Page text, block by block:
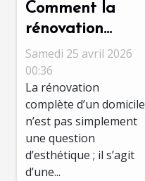
Comment la
rénovation
complète peut
transformer
votre domicile ?
Samedi 25 avril 2026
00:36
La rénovation
complète d’un domicile
n’est pas simplement
une question
d’esthétique ; il s’agit
d’une...